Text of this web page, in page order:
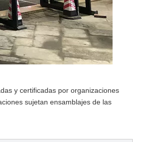
y certificadas por organizaciones
sujetan ensamblajes de las